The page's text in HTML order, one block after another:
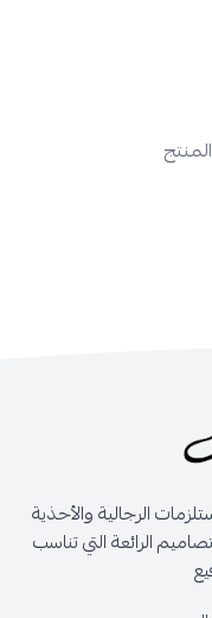
الرجالية والأحذية
الرائعة التي تناسب